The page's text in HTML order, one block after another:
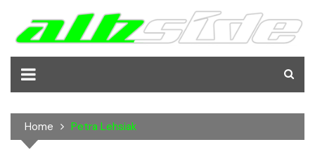
content
Home Petra Lehsiak